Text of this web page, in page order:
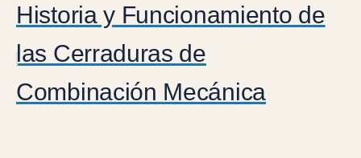
Historia y Funcionamiento de
las Cerraduras de
Combinación Mecánica